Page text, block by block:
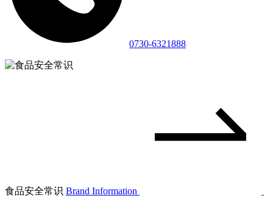
0730-6321888
食品安全常识 Brand Information